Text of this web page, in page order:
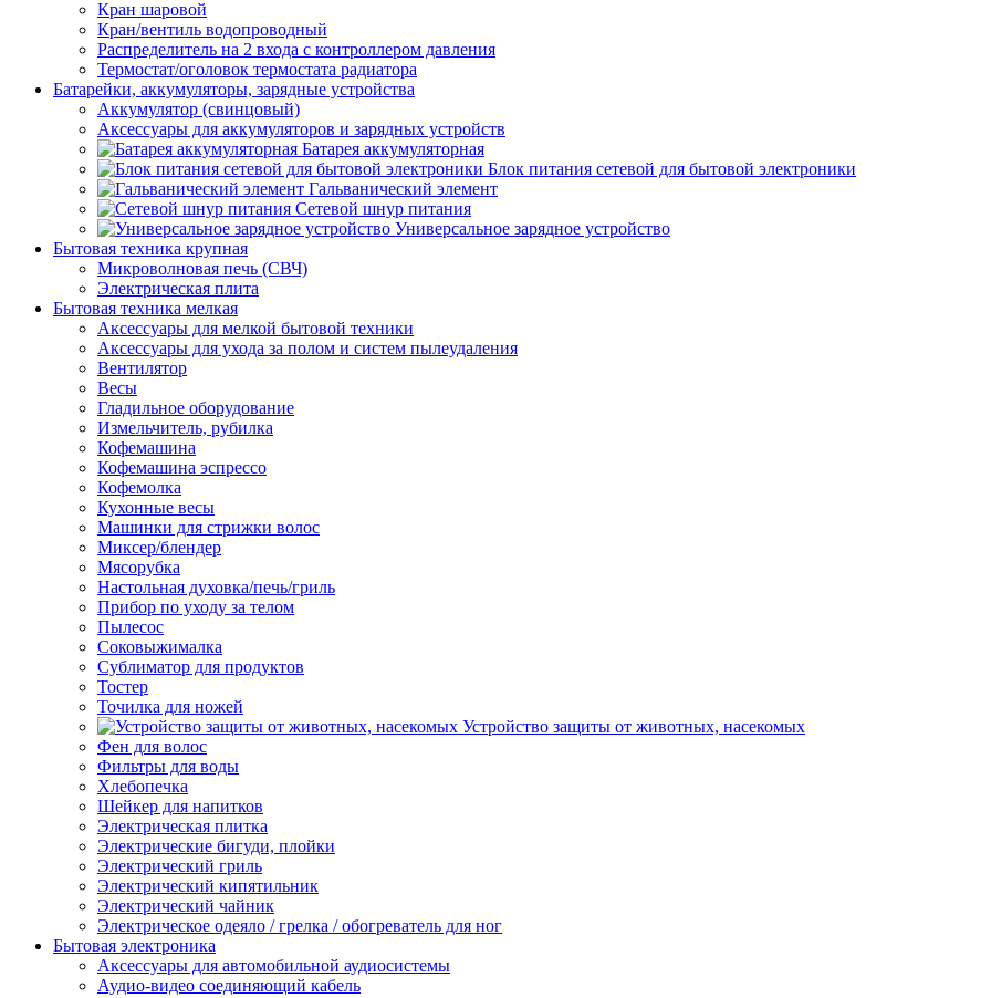
Кран шаровой
Кран/вентиль водопроводный
Распределитель на 2 входа с контроллером давления
Термостат/оголовок термостата радиатора
Батарейки, аккумуляторы, зарядные устройства
Аккумулятор (свинцовый)
Аксессуары для аккумуляторов и зарядных устройств
Батарея аккумуляторная
Блок питания сетевой для бытовой электроники
Гальванический элемент
Сетевой шнур питания
Универсальное зарядное устройство
Бытовая техника крупная
Микроволновая печь (СВЧ)
Электрическая плита
Бытовая техника мелкая
Аксессуары для мелкой бытовой техники
Аксессуары для ухода за полом и систем пылеудаления
Вентилятор
Весы
Гладильное оборудование
Измельчитель, рубилка
Кофемашина
Кофемашина эспрессо
Кофемолка
Кухонные весы
Машинки для стрижки волос
Миксер/блендер
Мясорубка
Настольная духовка/печь/гриль
Прибор по уходу за телом
Пылесос
Соковыжималка
Сублиматор для продуктов
Тостер
Точилка для ножей
Устройство защиты от животных, насекомых
Фен для волос
Фильтры для воды
Хлебопечка
Шейкер для напитков
Электрическая плитка
Электрические бигуди, плойки
Электрический гриль
Электрический кипятильник
Электрический чайник
Электрическое одеяло / грелка / обогреватель для ног
Бытовая электроника
Аксессуары для автомобильной аудиосистемы
Аудио-видео соединяющий кабель